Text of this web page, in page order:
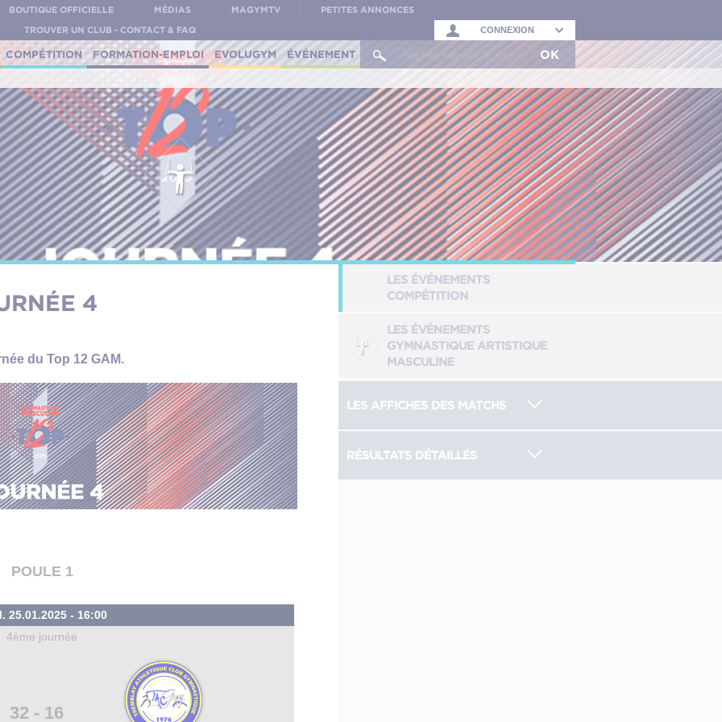
BOUTIQUE OFFICIELLE MÉDIAS MAGYMTV PETITES ANNONCES
TROUVER UN CLUB - CONTACT & FAQ CONNEXION
COMPÉTITION FORMATION-EMPLOI EVOLUGYM ÉVÉNEMENT OK
LES ÉVÉNEMENTS
COMPÉTITION
LES ÉVÉNEMENTS
GYMNASTIQUE ARTISTIQUE
MASCULINE
LES AFFICHES DES MATCHS
RÉSULTATS DÉTAILLÉS
4
du Top 12 GAM.
POULE 1
25.01.2025 - 16:00
4ème journée
32 - 16